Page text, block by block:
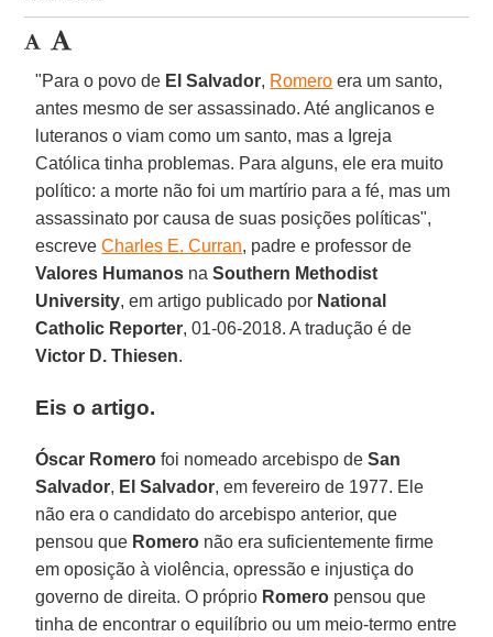
"Para o povo de El Salvador, Romero era um santo,
antes mesmo de ser assassinado. Até anglicanos e
luteranos o viam como um santo, mas a Igreja
Católica tinha problemas. Para alguns, ele era muito
político: a morte não foi um martírio para a fé, mas um
assassinato por causa de suas posições políticas",
escreveCharles E. Curran, padre e professor de
Valores Humanos naSouthern Methodist
University, em artigo publicado por National
Catholic Reporter, 01-06-2018. A tradução é de
Victor D. Thiesen.
Eis o artigo.
Óscar Romero foi nomeado arcebispo deSan
Salvador, El Salvador, em fevereiro de 1977. Ele
não era o candidato do arcebispo anterior, que
pensou que Romero não era suficientemente firme
em oposição à violência, opressão e injustiça do
governo de direita. O próprio Romero pensou que
tinha de encontrar o equilíbrio ou um meio-termo entre